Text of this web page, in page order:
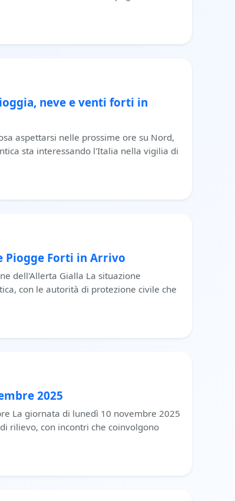
neve e venti forti in
aspettarsi nelle prossime ore su Nord,
sta interessando l'Italia nella vigilia di
Piogge Forti in Arrivo
dell'Allerta Gialla La situazione
con le autorità di protezione civile che
2025
La giornata di lunedì 10 novembre 2025
rilievo, con incontri che coinvolgono